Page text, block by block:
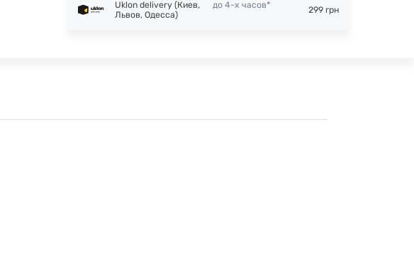
Uklon delivery (Киев,
Львов, Одесса)
до 4-х часов* 299 грн